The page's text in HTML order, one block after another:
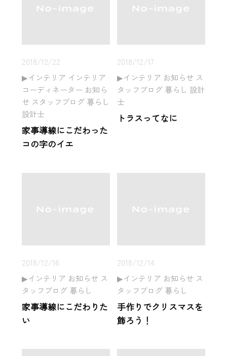
2018/12/22
インテリア インテリア
コーディネーター お知ら
せ スタッフブログ 暮らし
設計士
家事導線にこだわった
コの字のイエ
2018/12/17
インテリア お知らせ ス
タッフブログ 暮らし 設計
士
トラスってなに
2018/12/16
インテリア お知らせ ス
タッフブログ 暮らし
家事導線にこだわりた
い
2018/12/14
インテリア お知らせ ス
タッフブログ 暮らし
手作りでクリスマスを
飾ろう！